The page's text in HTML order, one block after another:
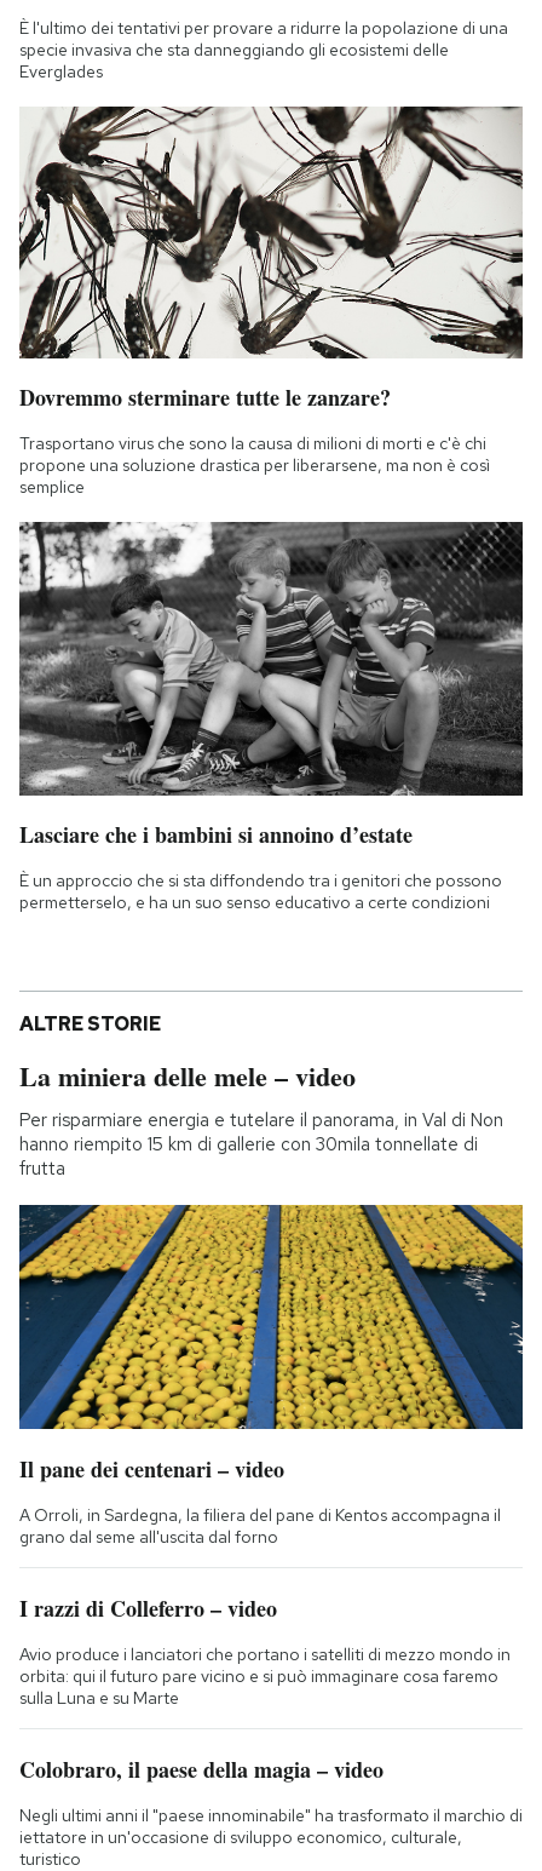
È l'ultimo dei tentativi per provare a ridurre la popolazione di una
specie invasiva che sta danneggiando gli ecosistemi delle
Everglades
Dovremmo sterminare tutte le zanzare?
Trasportano virus che sono la causa di milioni di morti e c'è chi
propone una soluzione drastica per liberarsene, ma non è così
semplice
Lasciare che i bambini si annoino d’estate
È un approccio che si sta diffondendo tra i genitori che possono
permetterselo, e ha un suo senso educativo a certe condizioni
ALTRE STORIE
La miniera delle mele – video
Per risparmiare energia e tutelare il panorama, in Val di Non
hanno riempito 15 km di gallerie con 30mila tonnellate di
frutta
Il pane dei centenari – video
A Orroli, in Sardegna, la filiera del pane di Kentos accompagna il
grano dal seme all'uscita dal forno
I razzi di Colleferro – video
Avio produce i lanciatori che portano i satelliti di mezzo mondo in
orbita: qui il futuro pare vicino e si può immaginare cosa faremo
sulla Luna e su Marte
Colobraro, il paese della magia – video
Negli ultimi anni il "paese innominabile" ha trasformato il marchio di
iettatore in un'occasione di sviluppo economico, culturale,
turistico